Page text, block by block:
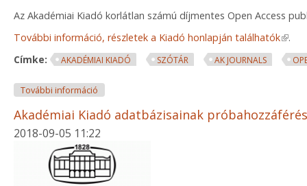
Az Akadémiai Kiadó korlátlan számú díjmentes Open Access
További információ, részletek a Kiadó honlapján találhatók(link
.
Címke:
AKADÉMIAI KIADÓ SZÓTÁR AK JOURNALS
További információ
Akadémiai Kiadó adatbázisainak
2018-09-05 11:22